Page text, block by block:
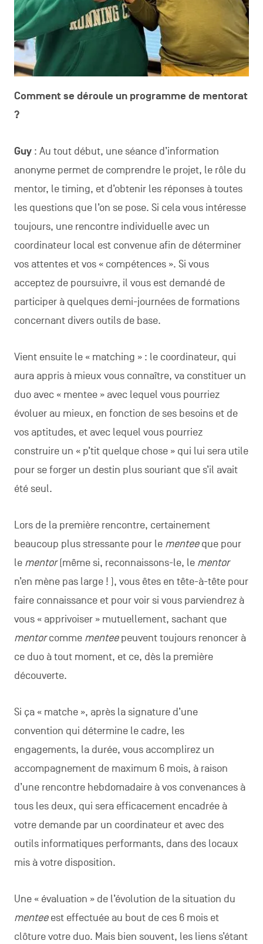
Comment se déroule un programme de mentorat
?
Guy : Au tout début, une séance d’information
anonyme permet de comprendre le projet, le rôle du
mentor, le timing, et d’obtenir les réponses à toutes
les questions que l’on se pose. Si cela vous intéresse
toujours, une rencontre individuelle avec un
coordinateur local est convenue afin de déterminer
vos attentes et vos « compétences ». Si vous
acceptez de poursuivre, il vous est demandé de
participer à quelques demi-journées de formations
concernant divers outils de base.
Vient ensuite le « matching » : le coordinateur, qui
aura appris à mieux vous connaître, va constituer un
duo avec « mentee » avec lequel vous pourriez
évoluer au mieux, en fonction de ses besoins et de
vos aptitudes, et avec lequel vous pourriez
construire un « p’tit quelque chose » qui lui sera utile
pour se forger un destin plus souriant que s’il avait
été seul.
Lors de la première rencontre, certainement
beaucoup plus stressante pour le menteeque pour
le mentor(même si, reconnaissons-le, le mentor
n’en mène pas large ! ), vous êtes en tête-à-tête pour
faire connaissance et pour voir si vous parviendrez à
vous « apprivoiser » mutuellement, sachant que
mentorcomme menteepeuvent toujours renoncer à
ce duo à tout moment, et ce, dès la première
découverte.
Si ça « matche », après la signature d’une
convention qui détermine le cadre, les
engagements, la durée, vous accomplirez un
accompagnement de maximum 6 mois, à raison
d’une rencontre hebdomadaire à vos convenances à
tous les deux, qui sera efficacement encadrée à
votre demande par un coordinateur et avec des
outils informatiques performants, dans des locaux
mis à votre disposition.
Une « évaluation » de l’évolution de la situation du
menteeest effectuée au bout de ces 6 mois et
clôture votre duo. Mais bien souvent, les liens s’étant